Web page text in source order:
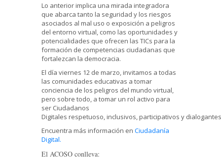
Lo anterior implica una mirada integradora
que abarca tanto la seguridad y los riesgos
asociados al mal uso o exposición a peligros
del entorno virtual, como las oportunidades y
potencialidades que ofrecen las TICs para la
formación de competencias ciudadanas que
fortalezcan la democracia.
El día viernes 12 de marzo, invitamos a todas
las comunidades educativas a tomar
conciencia de los peligros del mundo virtual,
pero sobre todo, a tomar un rol activo para
ser Ciudadanos
Digitales respetuoso, inclusivos, participativos y
Encuentra más información en Ciudadanía
Digital.
El ACOSO conlleva: